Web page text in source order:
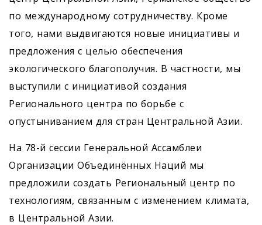
по международному сотрудничеству. Кроме
того, нами выдвигаются новые инициативы и
предложения с целью обеспечения
экологического благополучия. В частности, мы
выступили с инициативой создания
Регионального центра по борьбе с
опустыниванием для стран Центральной Азии.
На 78-й сессии Генеральной Ассамблеи
Организации Объединённых Наций мы
предложили создать Региональный центр по
технологиям, связанным с изменением климата,
в Центральной Азии.